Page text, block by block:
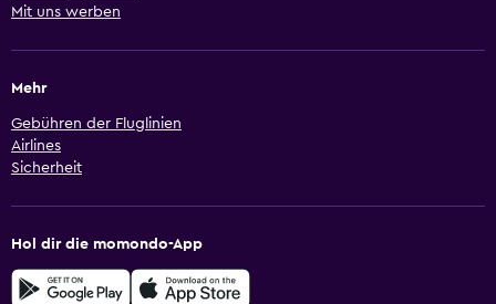
Mit uns werben
Mehr
Gebühren der Fluglinien
Airlines
Sicherheit
Hol dir die momondo-App